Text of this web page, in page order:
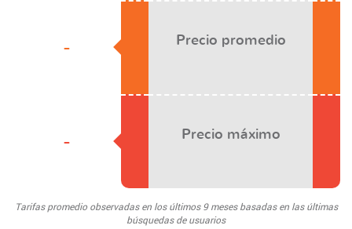
-
-
Precio promedio
Precio máximo
Tarifas promedio observadas en los últimos 9 meses basadas en las últimas
búsquedas de usuarios